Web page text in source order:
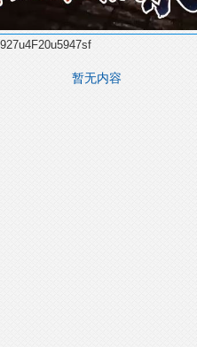
暂无内容